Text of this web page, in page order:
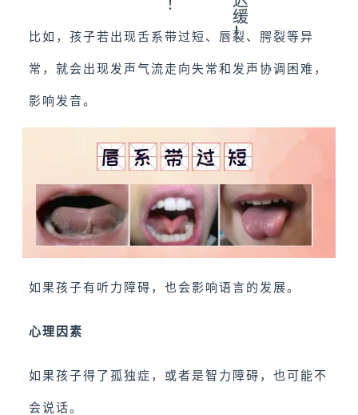
比如，孩子若出现舌系带过短、唇裂、腭裂等异
常，就会出现发声气流走向失常和发声协调困难，
影响发音。
如果孩子有听力障碍，也会影响语言的发展。
心理因素
如果孩子得了孤独症，或者是智力障碍，也可能不
会说话。